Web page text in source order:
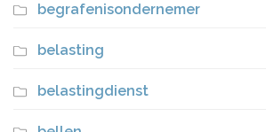
begrafenisondernemer
belasting
belastingdienst